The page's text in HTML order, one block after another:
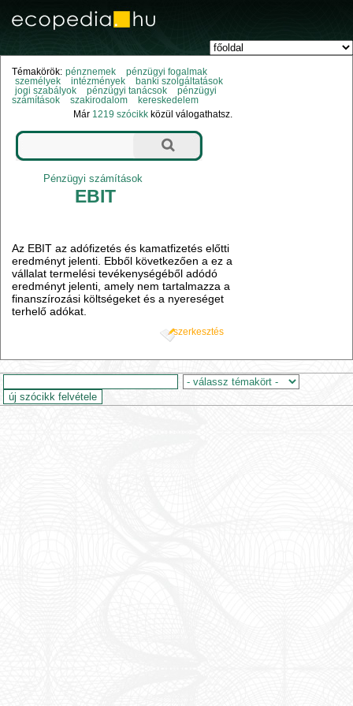
Témakörök: pénznemek
pénzügyi fogalmak
személyek
intézmények
banki szolgáltatások
jogi szabályok
pénzügyi tanácsok
pénzügyi
számítások
szakirodalom
kereskedelem
Már 1219 szócikk közül válogathatsz.
Pénzügyi számítások
EBIT
Az EBIT az adófizetés és kamatfizetés előtti
eredményt jelenti. Ebből következően a ez a
vállalat termelési tevékenységéből adódó
eredményt jelenti, amely nem tartalmazza a
finanszírozási költségeket és a nyereséget
terhelő adókat.
szerkesztés